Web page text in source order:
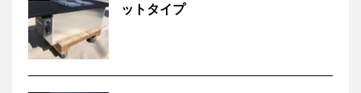
ットタイプ